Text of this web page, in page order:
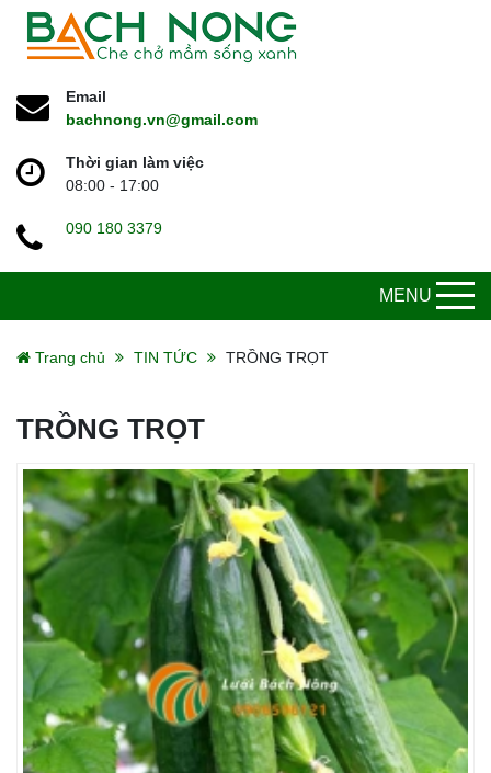
Email
bachnong.vn@gmail.com
Thời gian làm việc
08:00 - 17:00
090 180 3379
MENU
Trang chủ TIN TỨC TRỒNG TRỌT
TRỒNG TRỌT